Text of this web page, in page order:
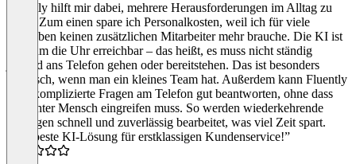
Fluently hilft mir dabei, mehrere Herausforderungen im Alltag zu
lösen. Zum einen spare ich Personalkosten, weil ich für viele
Aufgaben keinen zusätzlichen Mitarbeiter mehr brauche. Die KI ist
rund um die Uhr erreichbar – das heißt, es muss nicht ständig
jemand ans Telefon gehen oder bereitstehen. Das ist besonders
praktisch, wenn man ein kleines Team hat. Außerdem kann Fluently
auch komplizierte Fragen am Telefon gut beantworten, ohne dass
ein echter Mensch eingreifen muss. So werden wiederkehrende
Anfragen schnell und zuverlässig bearbeitet, was viel Zeit spart.
“Die beste KI-Lösung für erstklassigen Kundenservice!”